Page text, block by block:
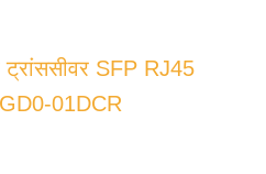
ट्रांससीवर SFP RJ45
01DCR